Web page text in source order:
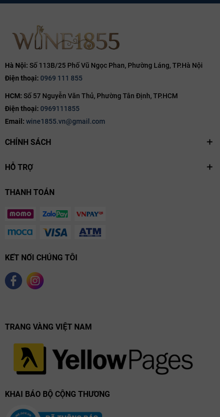
Hà Nội: Số 113B/25 Phố Vũ Ngọc Phan, Phường Láng, TP.Hà Nội
Điện thoại: 0969 111 855
HCM: Số 57 Nguyễn Văn Thủ, Phường Tân Định, TP.HCM
Điện thoại: 0969111855
Email: wine1855.vn@gmail.com
CHÍNH SÁCH
HỖ TRỢ
THANH TOÁN
KẾT NỐI CHÚNG TÔI
TRANG VÀNG VIỆT NAM
KHAI BÁO BỘ CỘNG THƯƠNG